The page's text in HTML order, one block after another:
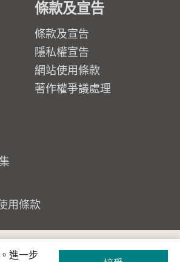
條款及宣告
條款及宣告
隱私權宣告
網站使用條款
著作權爭議處理
用條款
進一步